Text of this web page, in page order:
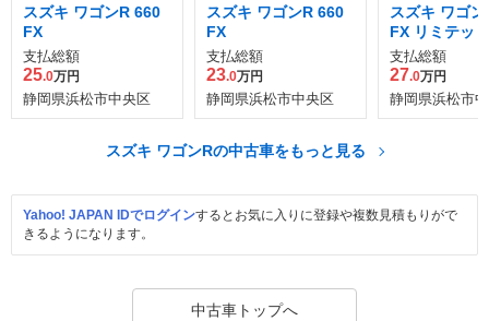
スズキ ワゴンR 660
FX
支払総額
25.0万円
静岡県浜松市中央区
スズキ ワゴンR 660
FX
支払総額
23.0万円
静岡県浜松市中央区
スズキ ワゴ
FX リミテッド
支払総額
27.0万円
静岡県浜松市
スズキ ワゴンRの中古車をもっと見る
Yahoo! JAPAN IDでログインするとお気に入りに登録や複数見積もりがで
きるようになります。
中古車トップへ